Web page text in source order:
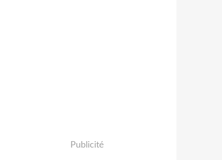
Publicité